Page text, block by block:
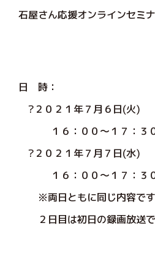
石屋さん応援オンラインセミ
日 時：
?２０２１年７月６日(火)
１６：００～１７：３
?２０２１年７月７日(水)
１６：００～１７：３
※両日ともに同じ内容です
２日目は初日の録画放送で